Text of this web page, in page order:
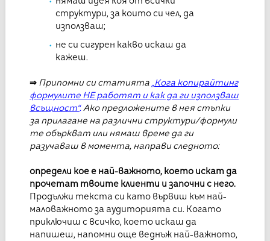
структури, за които си чел, да
използваш;
не си сигурен какво искаш да
кажеш.
⇒ Припомни си статията„Кога копирайтинг
формулите НЕ работят и как да ги използваш
всъщност“.Ако предложените в нея стъпки
за прилагане на различни структури/формули
те объркват или нямаш време да ги
разучаваш в момента, направи следното:
определи кое е най-важното, което искат да
прочетат твоите клиенти и започни с него.
Продължи текста си като вървиш към най-
маловажното за аудиторията си. Когато
приключиш с всичко, което искаш да
напишеш, напомни още веднъж най-важното,